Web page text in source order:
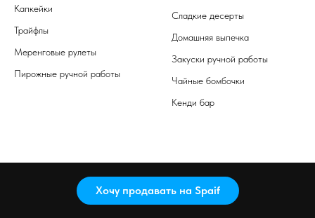
Капкейки
Трайфлы
Меренговые рулеты
Пирожные ручной работы
Сладкие десерты
Домашняя выпечка
Закуски ручной работы
Чайные бомбочки
Кенди бар
Хочу продавать на Spaif